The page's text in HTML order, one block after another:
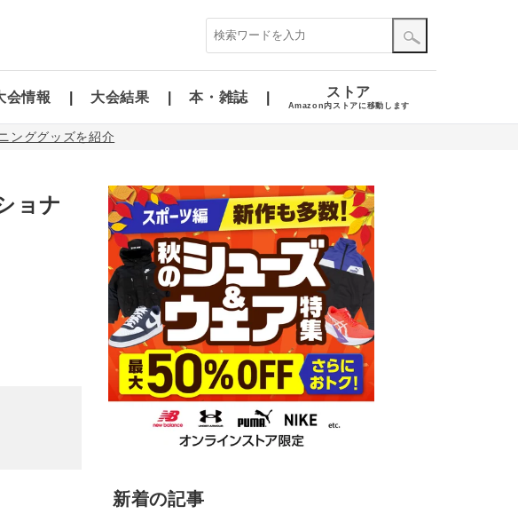
会情報 大会結果 本・雑誌 ストア
Amazon内ストアに移動します
ンググッズを紹介
ョナ
新着の記事